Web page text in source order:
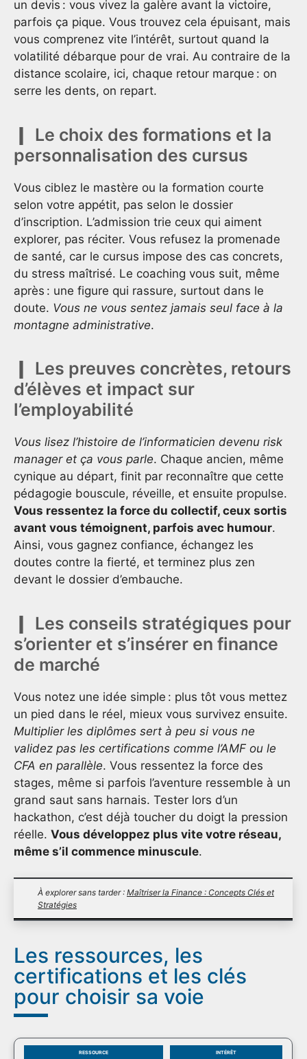
un devis : vous vivez la galère avant la victoire,
parfois ça pique. Vous trouvez cela épuisant, mais
vous comprenez vite l’intérêt, surtout quand la
volatilité débarque pour de vrai. Au contraire de la
distance scolaire, ici, chaque retour marque : on
serre les dents, on repart.
Le choix des formations et la
personnalisation des cursus
Vous ciblez le mastère ou la formation courte
selon votre appétit, pas selon le dossier
d’inscription. L’admission trie ceux qui aiment
explorer, pas réciter. Vous refusez la promenade
de santé, car le cursus impose des cas concrets,
du stress maîtrisé. Le coaching vous suit, même
après : une figure qui rassure, surtout dans le
doute. Vous ne vous sentez jamais seul face à la
montagne administrative.
Les preuves concrètes, retours
d’élèves et impact sur
l’employabilité
Vous lisez l’histoire de l’informaticien devenu risk
manager et ça vous parle. Chaque ancien, même
cynique au départ, finit par reconnaître que cette
pédagogie bouscule, réveille, et ensuite propulse.
Vous ressentez la force du collectif, ceux sortis
avant vous témoignent, parfois avec humour.
Ainsi, vous gagnez confiance, échangez les
doutes contre la fierté, et terminez plus zen
devant le dossier d’embauche.
Les conseils stratégiques pour
s’orienter et s’insérer en finance
de marché
Vous notez une idée simple : plus tôt vous mettez
un pied dans le réel, mieux vous survivez ensuite.
Multiplier les diplômes sert à peu si vous ne
validez pas les certifications comme l’AMF ou le
CFA en parallèle. Vous ressentez la force des
stages, même si parfois l’aventure ressemble à un
grand saut sans harnais. Tester lors d’un
hackathon, c’est déjà toucher du doigt la pression
réelle. Vous développez plus vite votre réseau,
même s’il commence minuscule.
À explorer sans tarder : Maîtriser la Finance : Concepts Clés et
Stratégies
Les ressources, les
certifications et les clés
pour choisir sa voie
RESSOURCE INTÉRÊT